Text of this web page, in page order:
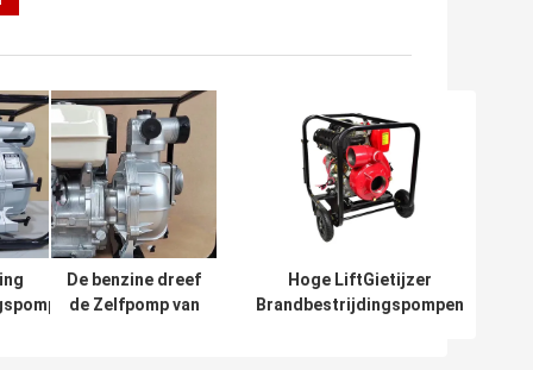
De benzine dreef
de Zelfpomp van
Hoge LiftGietijzer
Brandbestrijdingspompen